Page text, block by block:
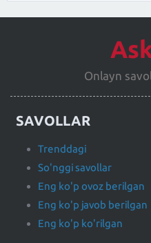
Onlayn
SAVOLLAR
Trenddagi
So'nggi savollar
Eng ko'p ovoz berilgan
Eng ko'p javob berilgan
Eng ko'p ko'rilgan